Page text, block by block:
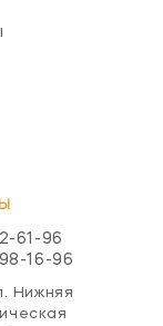
61-96
16-96
Нижняя